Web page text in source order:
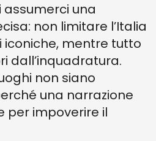
una
non limitare l’Italia
mentre tutto
dall’inquadratura.
non siano
una narrazione
per impoverire il